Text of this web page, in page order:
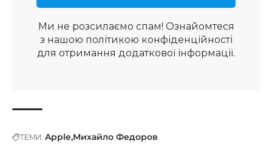
Ми не розсилаємо спам! Ознайомтеся
з нашою політикою конфіденційності
для отримання додаткової інформації.
ТЕМИ: Apple Михайло Федоров